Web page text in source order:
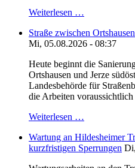
Weiterlesen …
Straße zwischen
Mi, 05.08.2026 - 08:37
Heute beginnt die
Ortshausen und Jerze
Landesbehörde für
die Arbeiten voraussichtlich
Weiterlesen …
Wartung an Hildesheimer
kurzfristigen Sperrungen